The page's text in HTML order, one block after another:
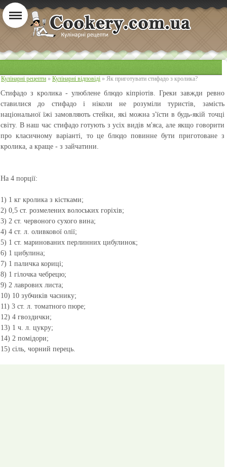
Кулінарні рецепти » Кулінарні відповіді » Як приготувати стифадо з кролика?
Стифадо з кролика - улюблене блюдо кіпріотів. Греки завжди ревно
ставилися до стифадо і ніколи не розуміли туристів, замість
національної їжі замовляють стейки, які можна з'їсти в будь-якій точці
світу. В наш час стифадо готують з усіх видів м'яса, але якщо говорити
про класичному варіанті, то це блюдо повинне бути приготоване з
кролика, а краще - з зайчатини.
На 4 порції:
1) 1 кг кролика з кістками;
2) 0,5 ст. розмелених волоських горіхів;
3) 2 ст. червоного сухого вина;
4) 4 ст. л. оливкової олії;
5) 1 ст. маринованих перлинних цибулинок;
6) 1 цибулина;
7) 1 паличка кориці;
8) 1 гілочка чебрецю;
9) 2 лаврових листа;
10) 10 зубчиків часнику;
11) 3 ст. л. томатного пюре;
12) 4 гвоздички;
13) 1 ч. л. цукру;
14) 2 помідори;
15) сіль, чорний перець.